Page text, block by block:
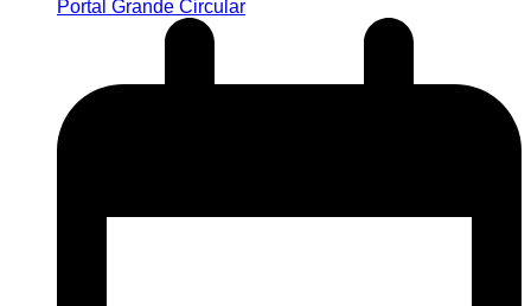
Portal Grande Circular